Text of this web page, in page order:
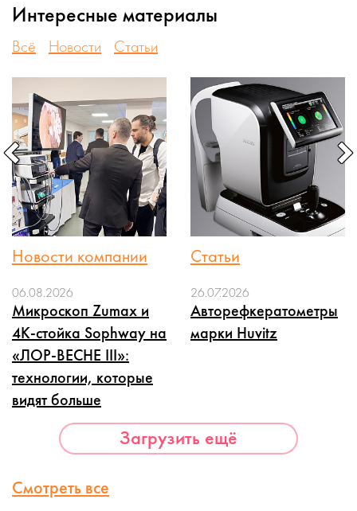
Интересные материалы
Всё Новости Статьи
Новости компании
06.08.2026
Микроскоп Zumax и
4K-стойка Sophway на
«ЛОР-ВЕСНЕ III»:
технологии, которые
видят больше
Статьи
26.07.2026
Авторефкератометры
марки Huvitz
Загрузить ещё
Смотреть все